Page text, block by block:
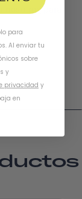
nosotrospara
para
Al enviar tu
sobre
y
privacidad y
en